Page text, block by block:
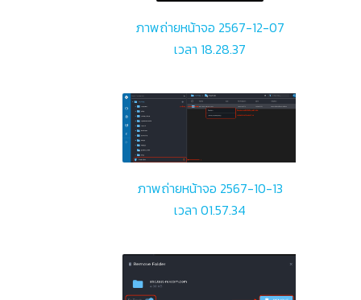
ภาพถ่ายหน้าจอ 2567-12-07
เวลา 18.28.37
ภาพถ่ายหน้าจอ 2567-10-13
เวลา 01.57.34